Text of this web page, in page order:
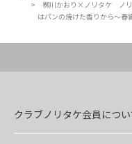
栁川かおり×ノリタケ ノリ
はパンの焼けた香りから～春
クラブノリタケ会員につい